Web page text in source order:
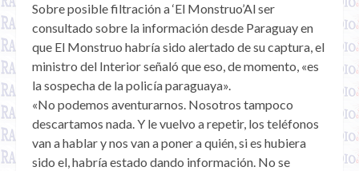
Sobre posible filtración a ‘El Monstruo’Al ser
consultado sobre la información desde Paraguay en
que El Monstruo habría sido alertado de su captura, el
ministro del Interior señaló que eso, de momento, «es
la sospecha de la policía paraguaya».
«No podemos aventurarnos. Nosotros tampoco
descartamos nada. Y le vuelvo a repetir, los teléfonos
van a hablar y nos van a poner a quién, si es hubiera
sido el, habría estado dando información. No se